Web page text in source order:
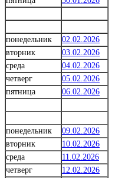
понедельник
02.02.2026
вторник
03.02.2026
среда
04.02.2026
четверг
05.02.2026
пятница
06.02.2026
понедельник
09.02.2026
вторник
10.02.2026
среда
11.02.2026
четверг
12.02.2026